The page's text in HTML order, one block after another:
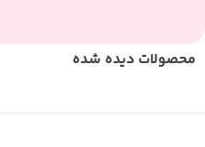
محصولات دیده شده